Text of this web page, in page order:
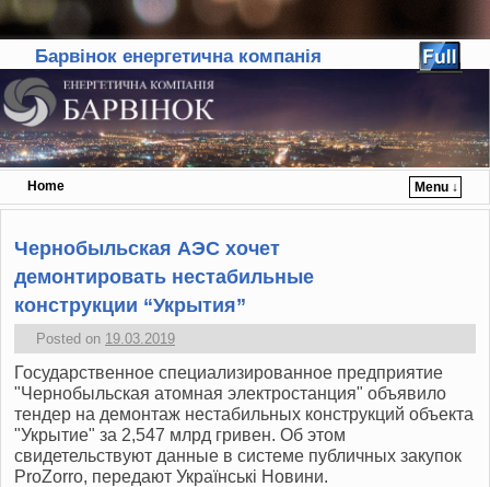
Барвінок енергетична компанія
Home
Menu ↓
Skip to primary content
Skip to secondary content
Чернобыльская АЭС хочет
демонтировать нестабильные
конструкции “Укрытия”
Posted on 19.03.2019
Государственное специализированное предприятие
"Чернобыльская атомная электростанция" объявило
тендер на демонтаж нестабильных конструкций объекта
"Укрытие" за 2,547 млрд гривен. Об этом
свидетельствуют данные в системе публичных закупок
ProZorro, передают Українські Новини.